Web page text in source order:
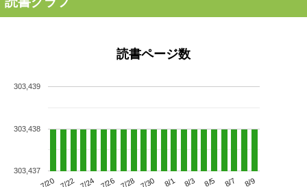
読書ページ数
7/20 7/22 7/24 7/26 7/28 7/30 8/1 8/3 8/5 8/7 8/9
303,437
303,438
303,439